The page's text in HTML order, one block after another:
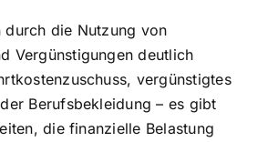
durch die Nutzung von
Vergünstigungen deutlich
vergünstigtes
Berufsbekleidung – es gibt
die finanzielle Belastung